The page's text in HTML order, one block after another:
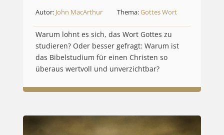
Autor: John MacArthur Thema:Gottes Wort
Warum lohnt es sich, das Wort Gottes zu
studieren? Oder besser gefragt: Warum ist
das Bibelstudium für einen Christen so
überaus wertvoll und unverzichtbar?